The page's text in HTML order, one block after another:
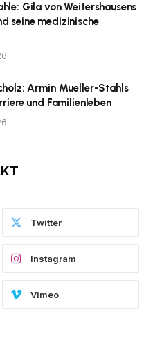
Gila von Weitershausens
seine medizinische
Armin Mueller-Stahls
und Familienleben
Twitter
Instagram
Vimeo